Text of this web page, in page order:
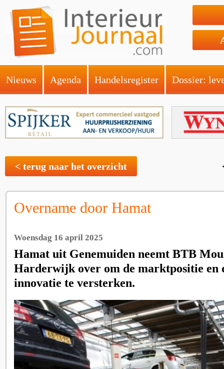
Nieuws Agenda Handelsregister Dossier:
< terug naar het overzicht
Overname door Hamat
Woensdag 16 april 2025
Hamat uit Genemuiden neemt BTB
Harderwijk over om de marktpositie en
innovatie te versterken.